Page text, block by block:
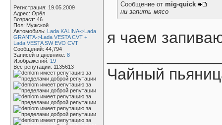
Регистрация: 19.05.2009
Адрес: Орёл
Возраст: 46
Пол: Мужской
Автомобиль: Lada KALINA->Lada
GRANTA->Lada VESTA CVT +
Lada VESTA SW EVO CVT
Сообщений: 44,794
Записей в дневнике: 8
Изображений: 19
Вес репутации: 1135613
Сообщение от mig-quick
ни запить мясо
я чаем
Чайный